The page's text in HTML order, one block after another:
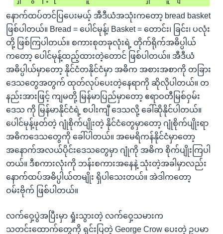
နောက်ထပ်တင်ပြပေးမယ့် အီဒီယံအသုံးကတော့ bread basket
ဖြစ်ပါတယ်။ Bread = ပေါင်မုန့်၊ Basket = တောင်း၊ ခြင်း၊ ပလုံး
တို့ ဖြစ်ကြပါတယ်။ စကားစုတခုလုံးရဲ့ တိုက်ရိုက်အဓိပ္ပါယ်
ကတော့ ပေါင်မုန့်ထည့်ထားတဲ့တောင် ဖြစ်ပါတယ်။ အီဒီယံ
အဓိပ္ပါယ်မှာတော့ နိုင်ငံတနိုင်ငံမှာ အဓိက အစားအစာကို တခြား
ဒေသတွေအတွက် ထုတ်လုပ်ပေးတဲ့နေရာကို ဆိုလိုပါတယ်။ တ
နည်းအားဖြင့် ကျမတို့ မြန်မာပြည်မှာတော့ ဧရာဝတီမြစ်ဝှမ်း
ဒေသ ကို မြန်မာနိုင်ငံရဲ့ စပါးကျီ ဒေသလို့ ခေါ်ဆိုနိုင်ပါတယ်။
ပေါင်မုန့်ဖုတ်တဲ့ ဂျုံစိုက်ပျိုးတဲ့ နိုင်ငံတွေမှာတော့ ဂျုံစိုက်ပျိုးရာ
အဓိကဒေသတွေကို ခေါ်ပါတယ်။ အမေရိကန်နိုင်ငံမှာတော့
အနောက်အလယ်ပိုင်းဒေသတွေမှာ ဂျုံကို အဓိက စိုက်ပျိုးကြပါ
တယ်။ ဒီစကားလုံးကို ဘန်းစကားအနေနဲ့ သုံးတဲ့အခါမှာလည်း
နောက်ထပ်အဓိပ္ပါယ်တမျိုး ရှိပါသေးတယ်။ အဲဒါကတော့
ဝမ်းဗိုက် ဖြစ်ပါတယ်။
လက်ဝှေ့ပွဲအပြီးမှာ ရှုံးသွားတဲ့ လက်ဝှေ့သမားက
သတင်းထောက်တွေကို ရှင်းပြတဲ့ George Crow ပေးတဲ့ ဥပမာ